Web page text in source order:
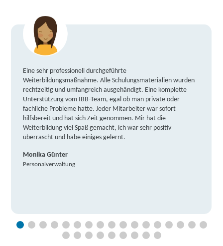
Eine sehr professionell durchgeführte
Weiterbildungsmaßnahme. Alle Schulungsmaterialien wurden
rechtzeitig und umfangreich ausgehändigt. Eine komplette
Unterstützung vom IBB-Team, egal ob man private oder
fachliche Probleme hatte. Jeder Mitarbeiter war sofort
hilfsbereit und hat sich Zeit genommen. Mir hat die
Weiterbildung viel Spaß gemacht, ich war sehr positiv
überrascht und habe einiges gelernt.
Monika Günter
Personalverwaltung